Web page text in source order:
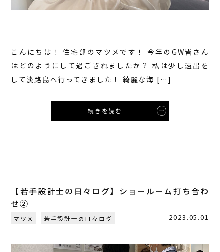
こんにちは！ 住宅部のマツメです！ 今年のGW皆さん
はどのようにして過ごされましたか？ 私は少し遠出を
して淡路島へ行ってきました！ 綺麗な海 […]
続きを読む
【若手設計士の日々ログ】ショールーム打ち合わ
せ②
マツメ 若手設計士の日々ログ 2023.05.01